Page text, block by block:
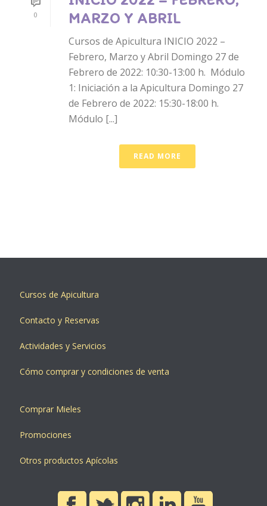
0
MARZO Y ABRIL
Cursos de Apicultura INICIO 2022 –
Febrero, Marzo y Abril Domingo 27 de
Febrero de 2022: 10:30-13:00 h. Módulo
1: Iniciación a la Apicultura Domingo 27
de Febrero de 2022: 15:30-18:00 h.
Módulo [...]
READ MORE
Cursos de Apicultura
Contacto y Reservas
Actividades y Servicios
Cómo comprar y condiciones de venta
Comprar Mieles
Promociones
Otros productos Apícolas